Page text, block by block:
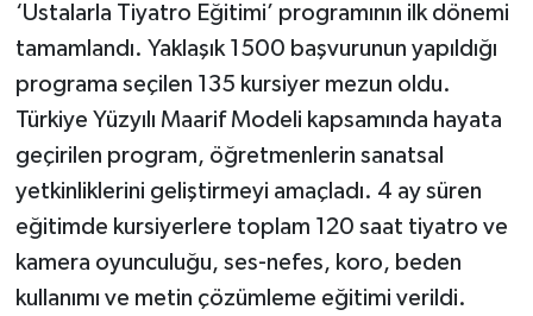
‘Ustalarla Tiyatro Eğitimi’ programının ilk dönemi
tamamlandı. Yaklaşık 1500 başvurunun yapıldığı
programa seçilen 135 kursiyer mezun oldu.
Türkiye Yüzyılı Maarif Modeli kapsamında hayata
geçirilen program, öğretmenlerin sanatsal
yetkinliklerini geliştirmeyi amaçladı. 4 ay süren
eğitimde kursiyerlere toplam 120 saat tiyatro ve
kamera oyunculuğu, ses-nefes, koro, beden
kullanımı ve metin çözümleme eğitimi verildi.